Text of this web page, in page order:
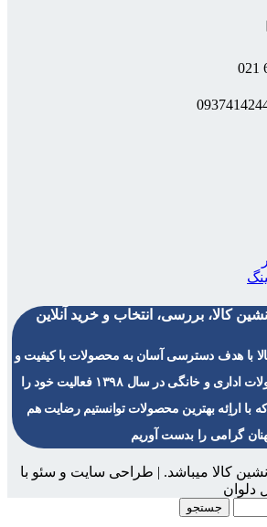
کالا، بررسی، انتخاب و خرید آنلاین
با هدف دسترسی آسان به محصولات با کیفیت و
استاندارد در زمینه محصولات اداری و خانگی در سال ۱۳۹۸ فعالیت خود را
با اراِئه بهترین محصولات توانستیم رضایت هم
گرامی را بدست آوریم
کالا میباشد. | طراحی سایت و سئو با
دلوان
جستجو